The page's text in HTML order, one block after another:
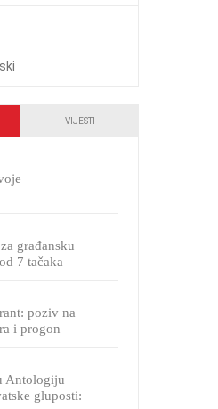
VIJESTI
građansku
7 tačaka
poziv na
i progon
Antologiju
gluposti: